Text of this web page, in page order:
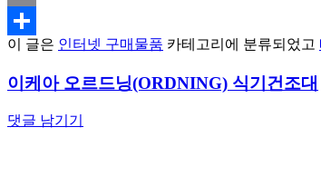
Email
Share
이 글은 인터넷 구매물품 카테고리에 분류되었고
이케아 오르드닝(ORDNING) 식기건조대
댓글 남기기